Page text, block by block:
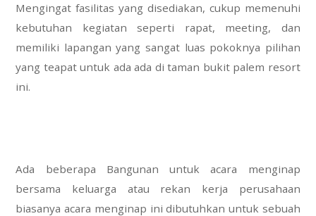
Mengingat fasilitas yang disediakan, cukup memenuhi
kebutuhan kegiatan seperti rapat, meeting, dan
memiliki lapangan yang sangat luas pokoknya pilihan
yang teapat untuk ada ada di taman bukit palem resort
ini.
Ada beberapa Bangunan untuk acara menginap
bersama keluarga atau rekan kerja perusahaan
biasanya acara menginap ini dibutuhkan untuk sebuah